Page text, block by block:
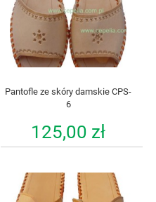
Pantofle ze skóry damskie CPS-
6
125,00 zł